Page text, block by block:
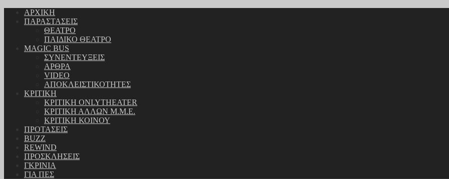
ΑΡΧΙΚΗ
ΠΑΡΑΣΤΑΣΕΙΣ
ΘΕΑΤΡΟ
ΠΑΙΔΙΚΟ ΘΕΑΤΡΟ
MAGIC BUS
ΣΥΝΕΝΤΕΥΞΕΙΣ
ΑΡΘΡΑ
VIDEO
ΑΠΟΚΛΕΙΣΤΙΚΟΤΗΤΕΣ
ΚΡΙΤΙΚΗ
ΚΡΙΤΙΚΗ ONLYTHEATER
ΚΡΙΤΙΚΗ ΑΛΛΩΝ Μ.Μ.Ε.
ΚΡΙΤΙΚΗ ΚΟΙΝΟΥ
ΠΡΟΤΑΣΕΙΣ
BUZZ
REWIND
ΠΡΟΣΚΛΗΣΕΙΣ
ΓΚΡΙΝΙΑ
ΓΙΑ ΠΕΣ